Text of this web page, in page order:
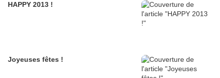
HAPPY 2013 !
Joyeuses fêtes !